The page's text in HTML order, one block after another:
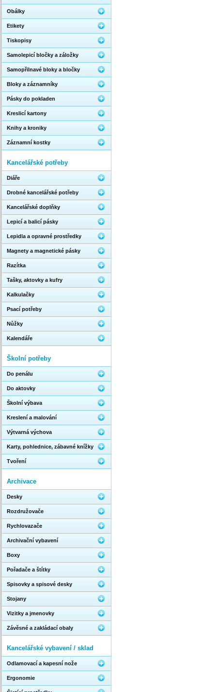
Obálky
Etikety
Tiskopisy
Samolepicí bločky a záložky
Samopřilnavé bloky a bločky
Bloky a záznamníky
Pásky do pokladen
Kreslicí kartony
Knihy a kroniky
Záznamní kostky
Kancelářské potřeby
Diáře
Drobné kancelářské potřeby
Kancelářské doplňky
Lepicí a balicí pásky
Lepidla a opravné prostředky
Magnety a magnetické pásky
Razítka
Tašky, aktovky a kufry
Kalkulačky
Psací potřeby
Nůžky
Kalendáře
Školní potřeby
Do penálu
Do aktovky
Školní výbava
Kreslení a malování
Výtvarná výchova
Karty, pohlednice, zábavné knížky
Tvoření
Archivace
Desky
Rozdružovače
Rychlovazače
Archivační vybavení
Boxy
Pořadače a štítky
Spisovky a spisové desky
Stojany
Vizitky a jmenovky
Závěsné a zakládací obaly
Kancelářské vybavení / sklad
Odlamovací a kapesní nože
Ergonomie